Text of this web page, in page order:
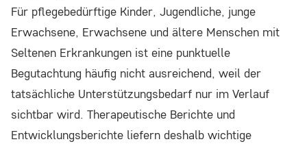
Für pflegebedürftige Kinder, Jugendliche, junge
Erwachsene, Erwachsene und ältere Menschen mit
Seltenen Erkrankungen ist eine punktuelle
Begutachtung häufig nicht ausreichend, weil der
tatsächliche Unterstützungsbedarf nur im Verlauf
sichtbar wird. Therapeutische Berichte und
Entwicklungsberichte liefern deshalb wichtige